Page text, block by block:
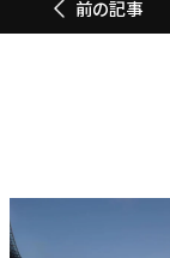
前の記事